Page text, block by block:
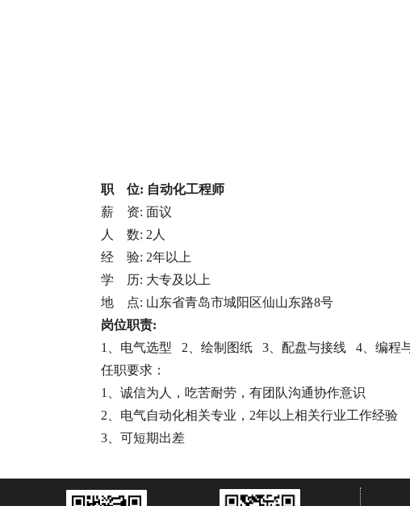
职 位: 自动化工程师
薪 资: 面议
人 数: 2人
经 验: 2年以上
学 历: 大专及以上
地 点: 山东省青岛市城阳区仙山东路8号
岗位职责:
1、电气选型 2、绘制图纸 3、配盘与接线 4、编程
任职要求：
1、诚信为人，吃苦耐劳，有团队沟通协作意识
2、电气自动化相关专业，2年以上相关行业工作经验
3、可短期出差